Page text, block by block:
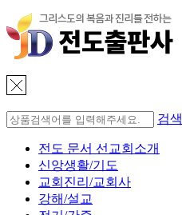
검색
전도 문서 선교회소개
신앙생활/기도
교회진리/교회사
강해/설교